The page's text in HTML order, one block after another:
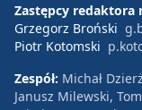
Zastępcy redaktora
Grzegorz Broński
Piotr Kotomski
Zespół: Michał
Janusz Milewski,